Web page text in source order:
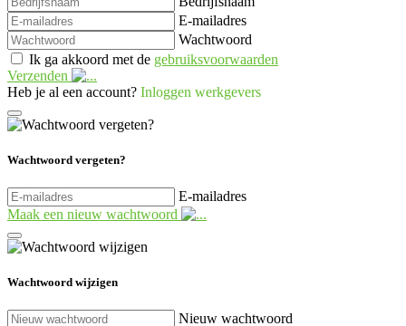
E-mailadres
Wachtwoord
Ik ga akkoord met de gebruiksvoorwaarden
Verzenden
Heb je al een account? Inloggen werkgevers
Wachtwoord vergeten?
E-mailadres
Maak een nieuw wachtwoord
Wachtwoord wijzigen
Nieuw wachtwoord